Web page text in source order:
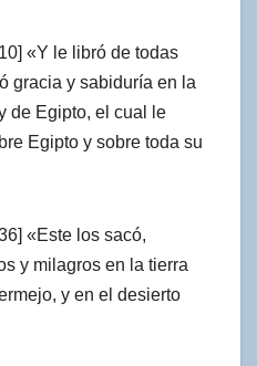
«Y le libró de todas
gracia y sabiduría en la
de Egipto, el cual le
Egipto y sobre toda su
«Este los sacó,
y milagros en la tierra
y en el desierto